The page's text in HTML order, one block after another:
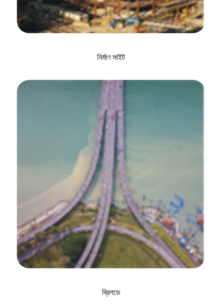
নির্মাণ সাইট
ব্রিগডে